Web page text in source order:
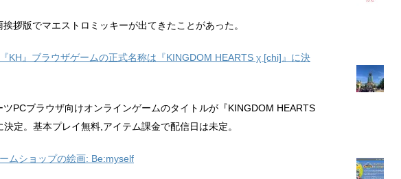
挨拶版でマエストロミッキーが出てきたことがあった。
KH』ブラウザゲームの正式名称は『KINGDOM HEARTS χ [chi]』に決
ツPCブラウザ向けオンラインゲームのタイトルが『KINGDOM HEARTS
定。基本プレイ無料,アイテム課金で配信日は未定。
ムショップの絵画: Be:myself